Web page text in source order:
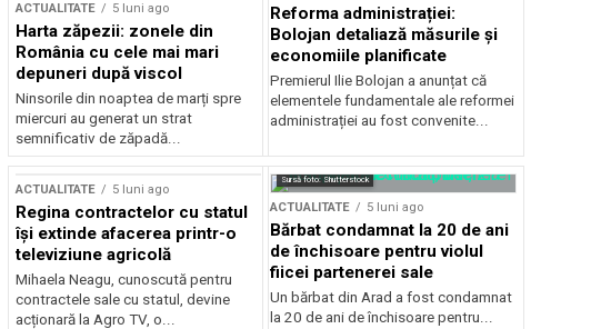
ACTUALITATE 5 luni ago
Harta zăpezii: zonele din
România cu cele mai mari
depuneri după viscol
Ninsorile din noaptea de marți spre
miercuri au generat un strat
semnificativ de zăpadă...
Reforma administrației:
Bolojan detaliază măsurile și
economiile planificate
Premierul Ilie Bolojan a anunțat că
elementele fundamentale ale reformei
administrației au fost convenite...
ACTUALITATE 5 luni ago
Regina contractelor cu statul
își extinde afacerea printr-o
televiziune agricolă
Mihaela Neagu, cunoscută pentru
contractele sale cu statul, devine
acționară la Agro TV, o...
Sursă foto: Shutterstock
ACTUALITATE 5 luni ago
Bărbat condamnat la 20 de ani
de închisoare pentru violul
fiicei partenerei sale
Un bărbat din Arad a fost condamnat
la 20 de ani de închisoare pentru...